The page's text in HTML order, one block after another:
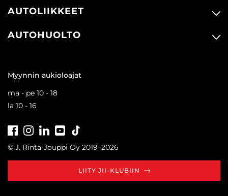
AUTOLIIKKEET
AUTOHUOLTO
Myynnin aukioloajat
ma - pe 10 - 18
la 10 - 16
FacebookInstagramLinkedInYoutube
© J. Rinta-Jouppi Oy 2019–2026
LIITY JII-KLUBIIN